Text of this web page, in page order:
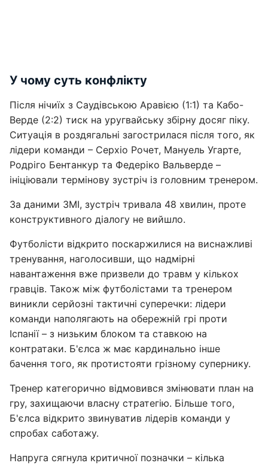
У чому суть конфлікту
Після нічиїх з Саудівською Аравією (1:1) та Кабо-
Верде (2:2) тиск на уругвайську збірну досяг піку.
Ситуація в роздягальні загострилася після того, як
лідери команди – Серхіо Рочет, Мануель Угарте,
Родріго Бентанкур та Федеріко Вальверде –
ініціювали термінову зустріч із головним тренером.
За даними ЗМІ, зустріч тривала 48 хвилин, проте
конструктивного діалогу не вийшло.
Футболісти відкрито поскаржилися на виснажливі
тренування, наголосивши, що надмірні
навантаження вже призвели до травм у кількох
гравців. Також між футболістами та тренером
виникли серйозні тактичні суперечки: лідери
команди наполягають на обережній грі проти
Іспанії – з низьким блоком та ставкою на
контратаки. Б'єлса ж має кардинально інше
бачення того, як протистояти грізному супернику.
Тренер категорично відмовився змінювати план на
гру, захищаючи власну стратегію. Більше того,
Б'єлса відкрито звинуватив лідерів команди у
спробах саботажу.
Напруга сягнула критичної позначки – кілька